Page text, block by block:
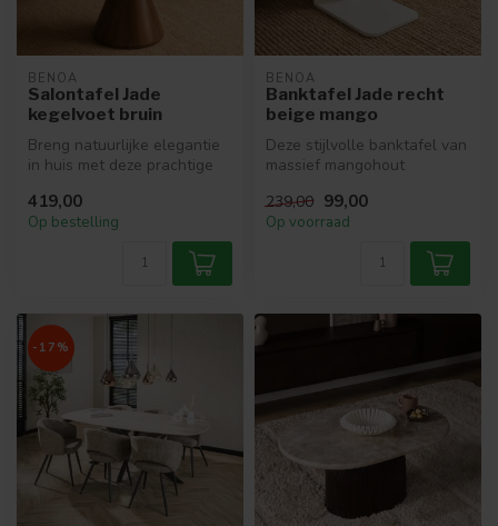
BENOA
Salontafel Jade
kegelvoet bruin
Breng natuurlijke elegantie
in huis met deze prachtige
419,00
Op bestelling
BENOA
Banktafel Jade recht
beige mango
Deze stijlvolle banktafel van
massief mangohout
charme me...
239,00 99,00
Op voorraad
-17%